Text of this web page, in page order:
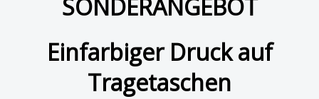
SONDERANGEBOT
Einfarbiger Druck auf
Tragetaschen